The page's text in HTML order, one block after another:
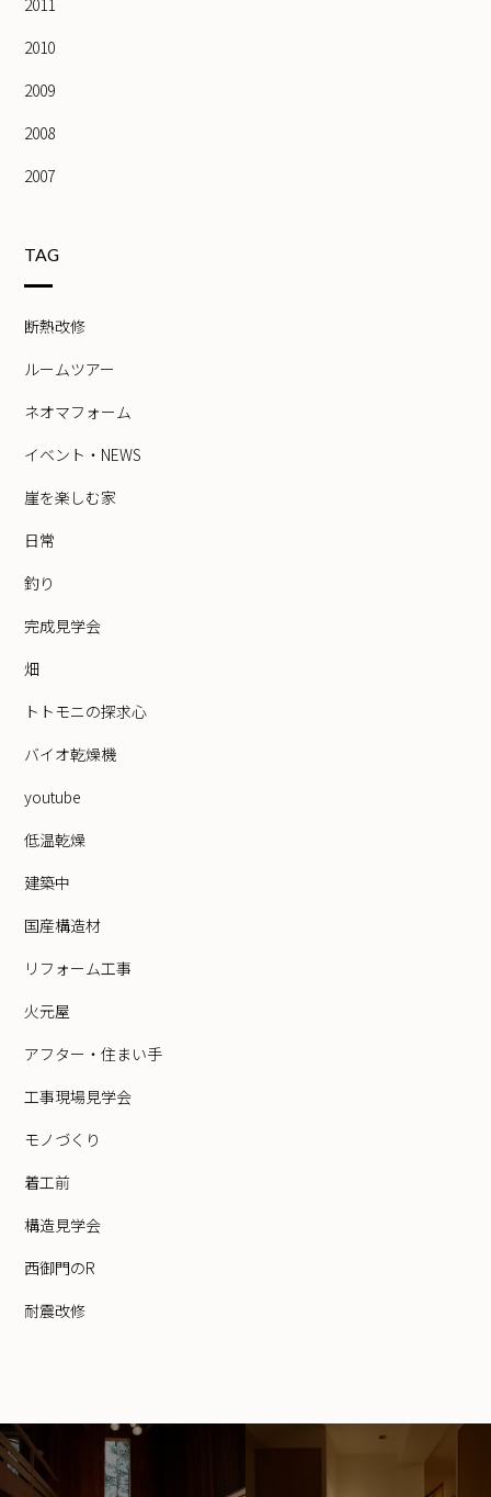
2011
2010
2009
2008
2007
TAG
断熱改修
ルームツアー
ネオマフォーム
イベント・NEWS
崖を楽しむ家
日常
釣り
完成見学会
畑
トトモニの探求心
バイオ乾燥機
youtube
低温乾燥
建築中
国産構造材
リフォーム工事
火元屋
アフター・住まい手
工事現場見学会
モノづくり
着工前
構造見学会
西御門のR
耐震改修